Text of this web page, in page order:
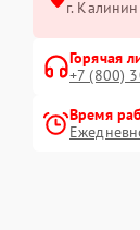
г.
Горячая
+7 (800)
Время